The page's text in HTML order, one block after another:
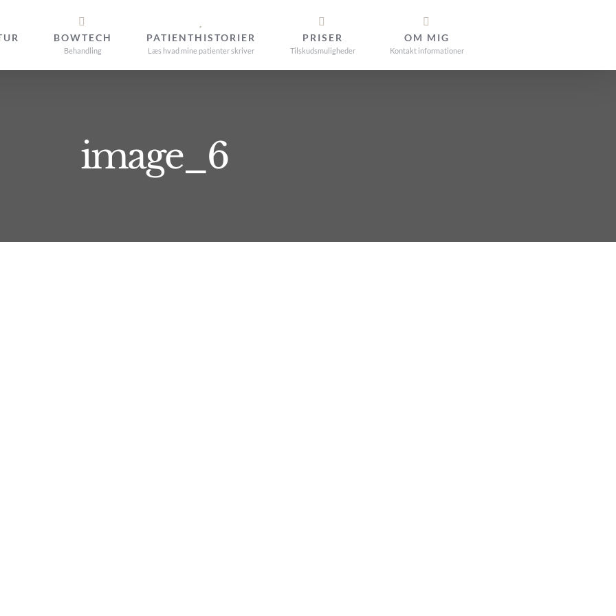
BOWTECH
Behandling
PATIENTHISTORIER
Læs hvad mine patienter skriver
PRISER
Tilskudsmuligheder
OM MIG
Kontakt informationer
image_6